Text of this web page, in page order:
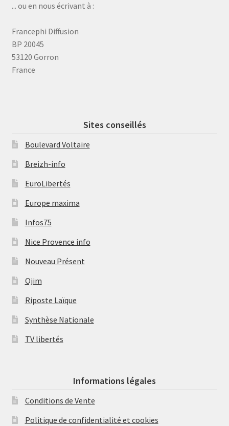
... ou en nous écrivant à :
Francephi Diffusion
BP 20045
53120 Gorron
France
Sites conseillés
Boulevard Voltaire
Breizh-info
EuroLibertés
Europe maxima
Infos75
Nice Provence info
Nouveau Présent
Ojim
Riposte Laïque
Synthèse Nationale
TV libertés
Informations légales
Conditions de Vente
Politique de confidentialité et cookies